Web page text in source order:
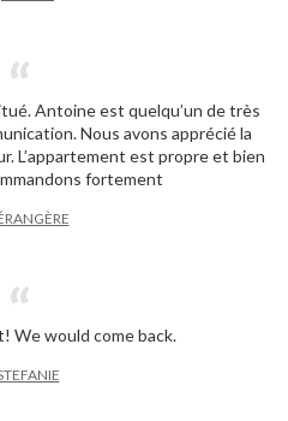
Antoine est quelqu’un de très
Nous avons apprécié la
L’appartement est propre et bien
fortement
We would come back.